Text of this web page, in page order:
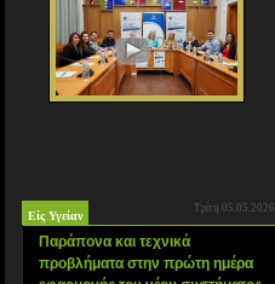
Είς Υγείαν
Τρίτη 05.05.2026
Παράπονα και τεχνικά
προβλήματα στην πρώτη ημέρα